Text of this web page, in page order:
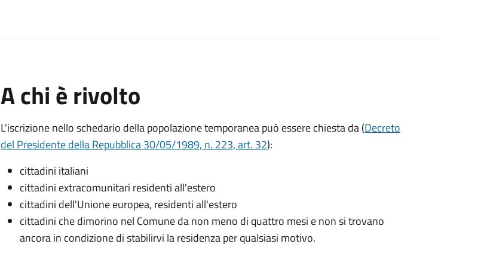
A chi è rivolto
L'iscrizione nello schedario della popolazione temporanea può essere chiesta da (Decreto
del Presidente della Repubblica 30/05/1989, n. 223, art. 32):
cittadini italiani
cittadini extracomunitari residenti all'estero
cittadini dell'Unione europea, residenti all'estero
cittadini che dimorino nel Comune da non meno di quattro mesi e non si trovano
ancora in condizione di stabilirvi la residenza per qualsiasi motivo.